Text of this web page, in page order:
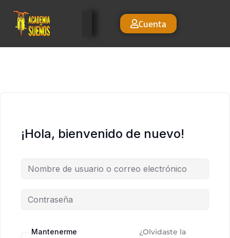
Cuenta
¡Hola, bienvenido de nuevo!
Mantenerme
¿Olvidaste la